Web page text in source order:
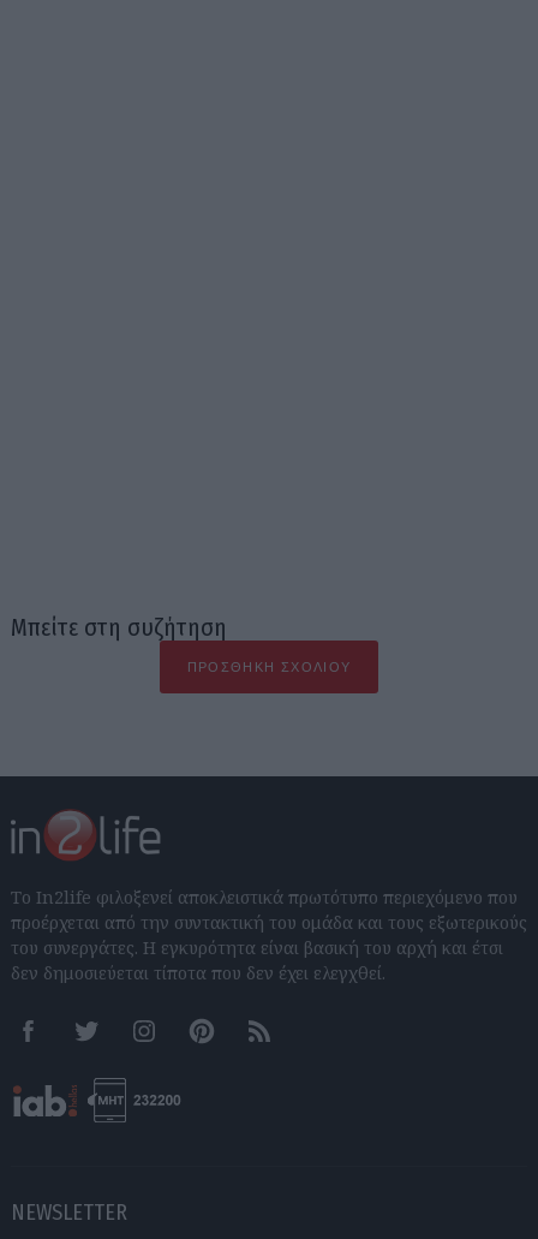
Μπείτε στη συζήτηση
ΠΡΟΣΘΉΚΗ ΣΧΟΛΊΟΥ
Το In2life φιλοξενεί αποκλειστικά πρωτότυπο περιεχόμενο που
προέρχεται από την συντακτική του ομάδα και τους εξωτερικούς
του συνεργάτες. Η εγκυρότητα είναι βασική του αρχή και έτσι
δεν δημοσιεύεται τίποτα που δεν έχει ελεγχθεί.
FacebookTwitter InstagramPinterestRSS feeds
NEWSLETTER